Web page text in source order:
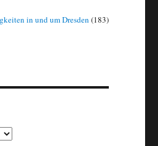
in und um Dresden (183)